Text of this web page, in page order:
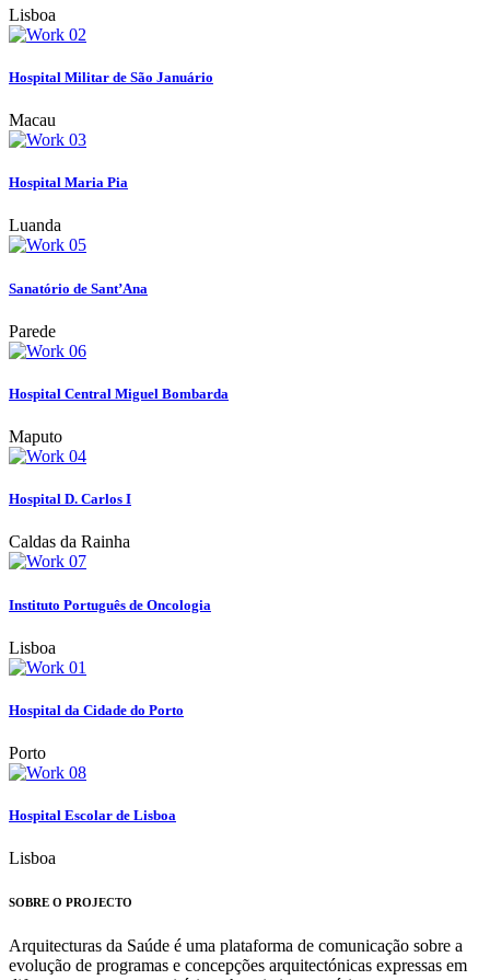
Lisboa
Hospital Militar de São Januário
Macau
Hospital Maria Pia
Luanda
Sanatório de Sant’Ana
Parede
Hospital Central Miguel Bombarda
Maputo
Hospital D. Carlos I
Caldas da Rainha
Instituto Português de Oncologia
Lisboa
Hospital da Cidade do Porto
Porto
Hospital Escolar de Lisboa
Lisboa
SOBRE O PROJECTO
Arquitecturas da Saúde é uma plataforma de comunicação sobre a
evolução de programas e concepções arquitectónicas expressas em